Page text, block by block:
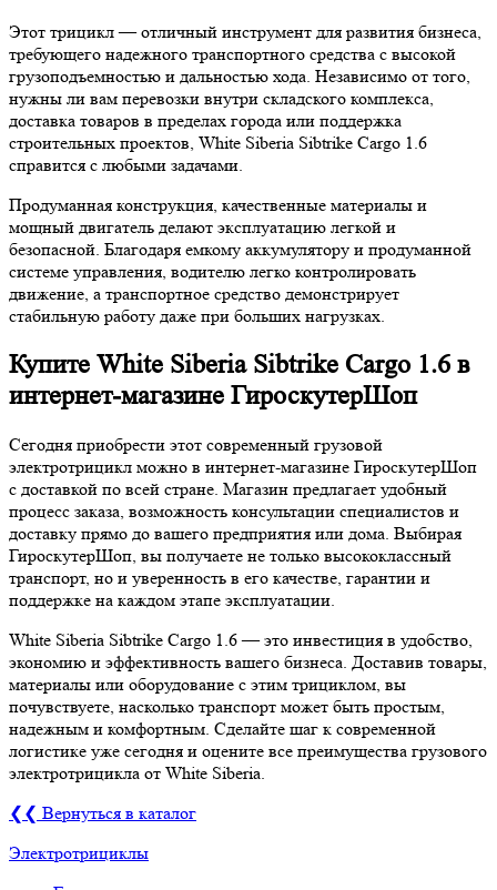
Этот трицикл — отличный инструмент для развития бизнеса,
требующего надежного транспортного средства с высокой
грузоподъемностью и дальностью хода. Независимо от того,
нужны ли вам перевозки внутри складского комплекса,
доставка товаров в пределах города или поддержка
строительных проектов, White Siberia Sibtrike Cargo 1.6
справится с любыми задачами.
Продуманная конструкция, качественные материалы и
мощный двигатель делают эксплуатацию легкой и
безопасной. Благодаря емкому аккумулятору и продуманной
системе управления, водителю легко контролировать
движение, а транспортное средство демонстрирует
стабильную работу даже при больших нагрузках.
Купите White Siberia Sibtrike Cargo 1.6 в
интернет-магазине ГироскутерШоп
Сегодня приобрести этот современный грузовой
электротрицикл можно в интернет-магазине ГироскутерШоп
с доставкой по всей стране. Магазин предлагает удобный
процесс заказа, возможность консультации специалистов и
доставку прямо до вашего предприятия или дома. Выбирая
ГироскутерШоп, вы получаете не только высококлассный
транспорт, но и уверенность в его качестве, гарантии и
поддержке на каждом этапе эксплуатации.
White Siberia Sibtrike Cargo 1.6 — это инвестиция в удобство,
экономию и эффективность вашего бизнеса. Доставив товары,
материалы или оборудование с этим трициклом, вы
почувствуете, насколько транспорт может быть простым,
надежным и комфортным. Сделайте шаг к современной
логистике уже сегодня и оцените все преимущества грузового
электротрицикла от White Siberia.
❮❮ Вернуться в каталог
Электротрициклы